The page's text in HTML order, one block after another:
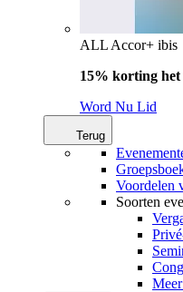
ALL Accor+ ibis
15% korting het
Word Nu Lid
Terug
Voordelen
Soorten